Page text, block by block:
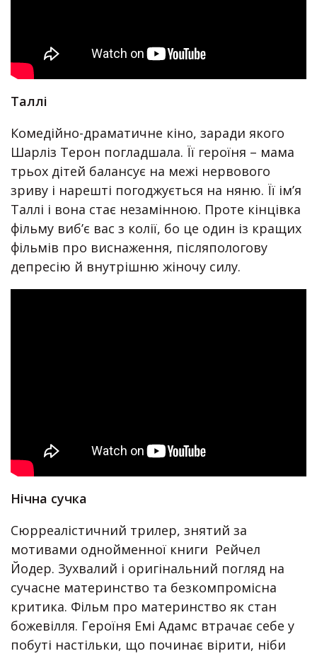
Таллі
Комедійно-драматичне кіно, заради якого
Шарліз Терон погладшала. Її героїня – мама
трьох дітей балансує на межі нервового
зриву і нарешті погоджується на няню. Її ім’я
Таллі і вона стає незамінною. Проте кінцівка
фільму виб’є вас з колії, бо це один із кращих
фільмів про виснаження, післяпологову
депресію й внутрішню жіночу силу.
Нічна сучка
Сюрреалістичний трилер, знятий за
мотивами однойменної книги Рейчел
Йодер. Зухвалий і оригінальний погляд на
сучасне материнство та безкомпромісна
критика. Фільм про материнство як стан
божевілля. Героїня Емі Адамс втрачає себе у
побуті настільки, що починає вірити, ніби